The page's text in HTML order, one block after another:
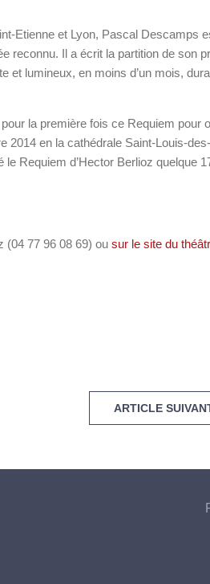
Etienne et Lyon, Pascal Descamps
reconnu. Il a écrit la partition de son
et lumineux, en moins d’un mois,
la première fois ce Requiem pour
2014 en la cathédrale Saint-Louis-des-
Requiem d’Hector Berlioz quelque
(04 77 96 08 69) ou sur le site du
ARTICLE